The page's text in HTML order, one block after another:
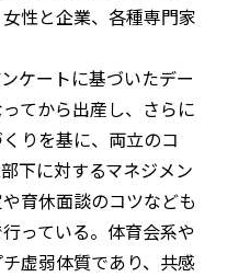
性と企業、各種専門家
ケートに基づいたデー
てから出産し、さらに
りを基に、両立のコ
下に対するマネジメン
育休面談のコツなども
っている。体育会系や
虚弱体質であり、共感